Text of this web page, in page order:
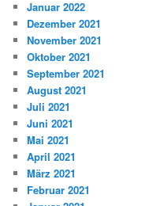
Januar 2022
Dezember 2021
November 2021
Oktober 2021
September 2021
August 2021
Juli 2021
Juni 2021
Mai 2021
April 2021
März 2021
Februar 2021